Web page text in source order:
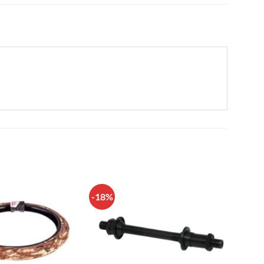
στην λίστα
επιθυμιών
-18%